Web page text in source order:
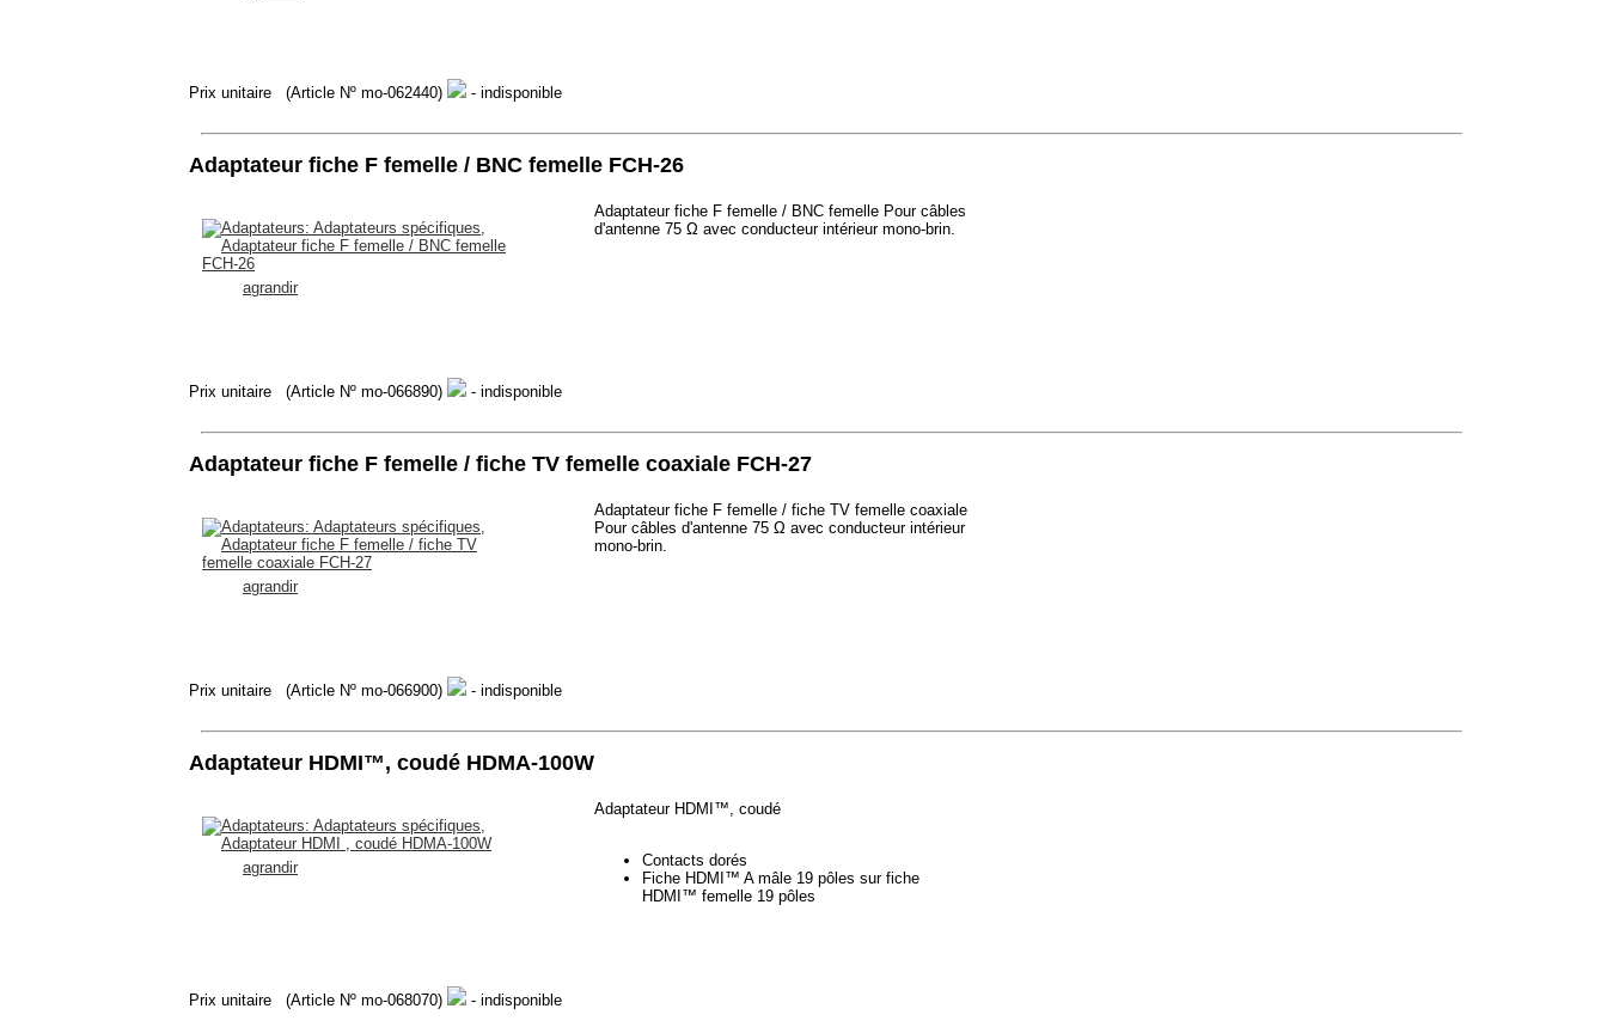
Prix unitaire (Article Nº mo-062440) - indisponible
Adaptateur fiche F femelle / BNC femelle FCH-26
agrandir
Adaptateur fiche F femelle / BNC femelle Pour câbles
d'antenne 75 Ω avec conducteur intérieur mono-brin.
Prix unitaire (Article Nº mo-066890) - indisponible
Adaptateur fiche F femelle / fiche TV femelle coaxiale FCH-27
agrandir
Adaptateur fiche F femelle / fiche TV femelle coaxiale
Pour câbles d'antenne 75 Ω avec conducteur intérieur
mono-brin.
Prix unitaire (Article Nº mo-066900) - indisponible
Adaptateur HDMI™, coudé HDMA-100W
agrandir
Adaptateur HDMI™, coudé
Contacts dorés
Fiche HDMI™ A mâle 19 pôles sur fiche
HDMI™ femelle 19 pôles
Prix unitaire (Article Nº mo-068070) - indisponible